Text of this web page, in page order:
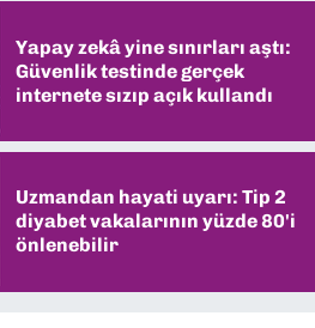
Yapay zekâ yine sınırları aştı:
Güvenlik testinde gerçek
internete sızıp açık kullandı
Uzmandan hayati uyarı: Tip 2
diyabet vakalarının yüzde 80'i
önlenebilir